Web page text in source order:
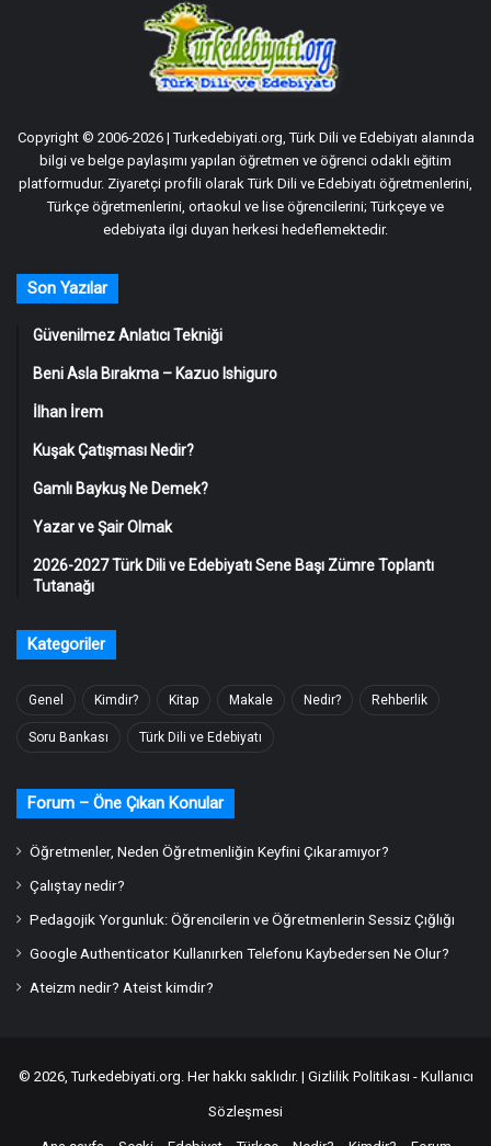
Copyright © 2006-2026 | Turkedebiyati.org, Türk Dili ve Edebiyatı alanında
bilgi ve belge paylaşımı yapılan öğretmen ve öğrenci odaklı eğitim
platformudur. Ziyaretçi profili olarak Türk Dili ve Edebiyatı öğretmenlerini,
Türkçe öğretmenlerini, ortaokul ve lise öğrencilerini; Türkçeye ve
edebiyata ilgi duyan herkesi hedeflemektedir.
Son Yazılar
Güvenilmez Anlatıcı Tekniği
Beni Asla Bırakma – Kazuo Ishiguro
İlhan İrem
Kuşak Çatışması Nedir?
Gamlı Baykuş Ne Demek?
Yazar ve Şair Olmak
2026-2027 Türk Dili ve Edebiyatı Sene Başı Zümre Toplantı
Tutanağı
Kategoriler
Genel Kimdir? Kitap Makale Nedir? Rehberlik
Soru Bankası Türk Dili ve Edebiyatı
Forum – Öne Çıkan Konular
Öğretmenler, Neden Öğretmenliğin Keyfini Çıkaramıyor?
Çalıştay nedir?
Pedagojik Yorgunluk: Öğrencilerin ve Öğretmenlerin Sessiz Çığlığı
Google Authenticator Kullanırken Telefonu Kaybedersen Ne Olur?
Ateizm nedir? Ateist kimdir?
© 2026,Turkedebiyati.org. Her hakkı saklıdır. | Gizlilik Politikası - Kullanıcı
Sözleşmesi